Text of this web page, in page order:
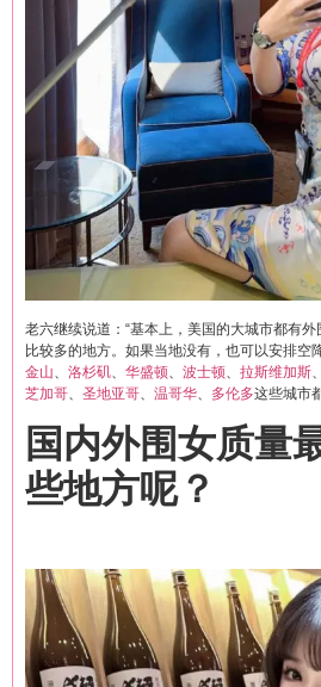
老六继续说道：“基本上，美国的大城市都有
比较多的地方。如果当地没有，也可以安排空
金山
洛杉矶 华盛顿 波士顿 拉斯维加斯
芝加哥
圣地亚哥 温哥华 多伦多这些城市
国内外围女质量
些地方呢？